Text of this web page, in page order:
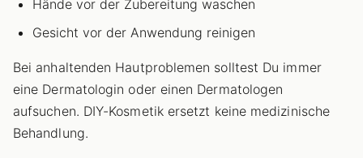
Hände vor der Zubereitung waschen
Gesicht vor der Anwendung reinigen
Bei anhaltenden Hautproblemen solltest Du immer
eine Dermatologin oder einen Dermatologen
aufsuchen. DIY-Kosmetik ersetzt keine medizinische
Behandlung.